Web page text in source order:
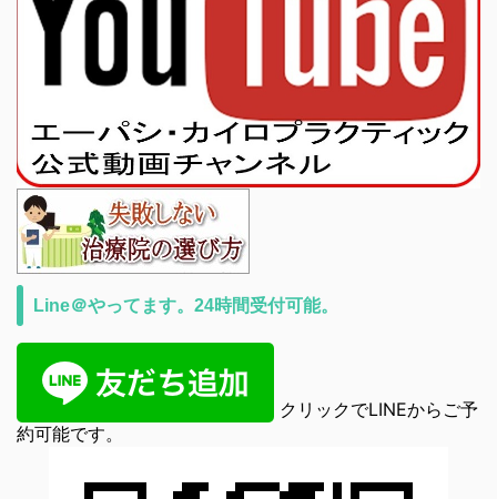
Line＠やってます。24時間受付可能。
クリックでLINEからご予
約可能です。